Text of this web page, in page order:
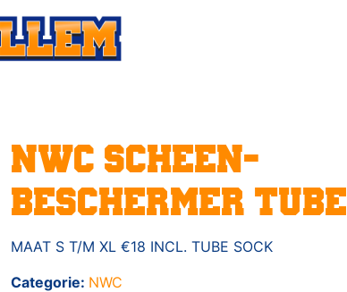
NWC SCHEEN-
BESCHERMER TUBE
MAAT S T/M XL €18 INCL. TUBE SOCK
Categorie: NWC